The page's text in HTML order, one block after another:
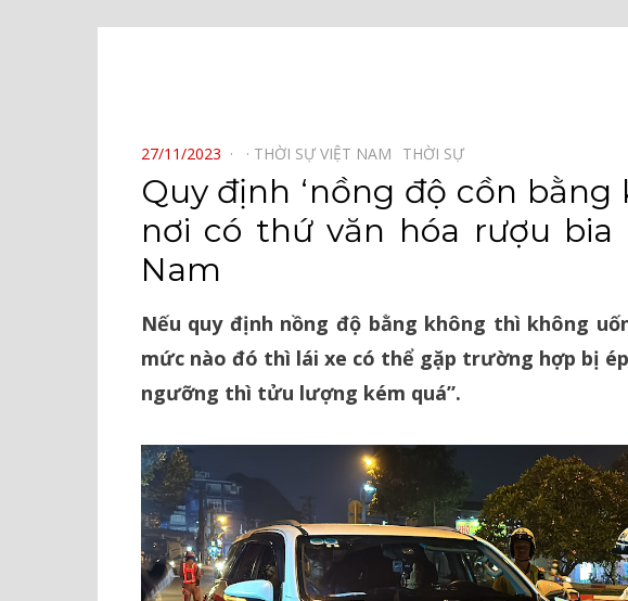
POSTED
ON
27/11/2023 THỜI SỰ VIỆT NAM⠀ THỜI SỰ⠀
Quy định ‘nồng độ cồn bằng
nơi có thứ văn hóa rượu
Nam
Nếu quy định nồng độ bằng không thì không
mức nào đó thì lái xe có thể gặp trường hợp bị
ngưỡng thì tửu lượng kém quá”.